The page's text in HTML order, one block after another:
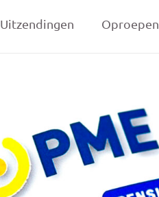
Uitzendingen Oproepen